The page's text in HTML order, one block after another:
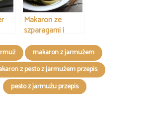
Makaron ze
szparagami i
makaron z jarmużem
z pesto z jarmużem przepis
pesto z jarmużu przepis